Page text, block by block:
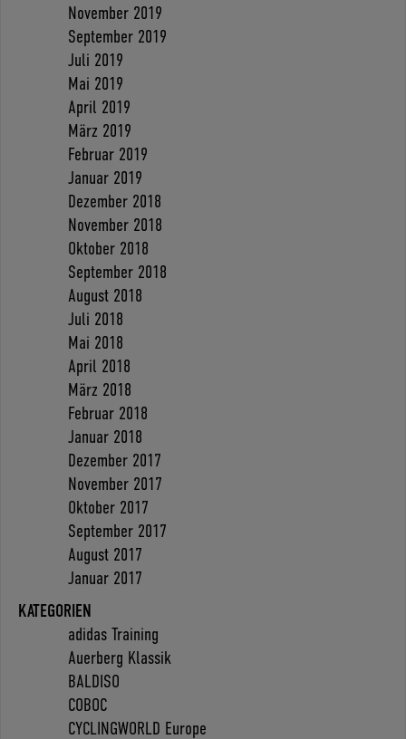
November 2019
September 2019
Juli 2019
Mai 2019
April 2019
März 2019
Februar 2019
Januar 2019
Dezember 2018
November 2018
Oktober 2018
September 2018
August 2018
Juli 2018
Mai 2018
April 2018
März 2018
Februar 2018
Januar 2018
Dezember 2017
November 2017
Oktober 2017
September 2017
August 2017
Januar 2017
KATEGORIEN
adidas Training
Auerberg Klassik
BALDISO
COBOC
CYCLINGWORLD Europe